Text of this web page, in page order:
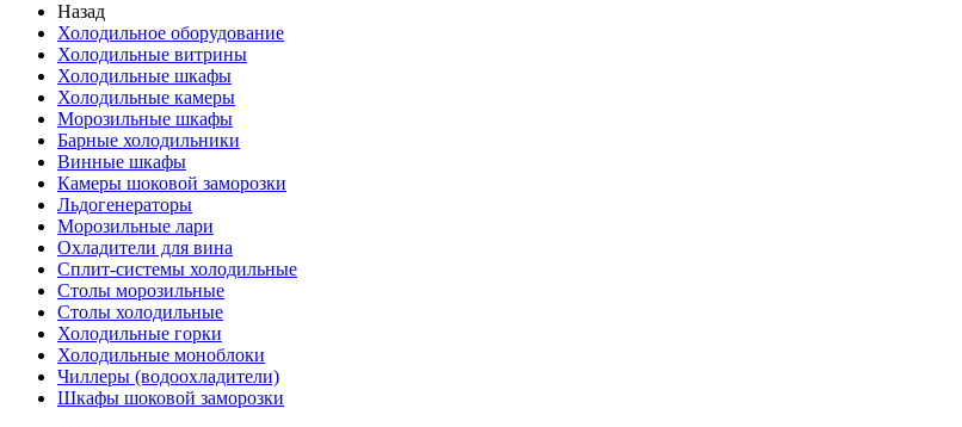
Назад
Холодильное оборудование
Холодильные витрины
Холодильные шкафы
Холодильные камеры
Морозильные шкафы
Барные холодильники
Винные шкафы
Камеры шоковой заморозки
Льдогенераторы
Морозильные лари
Охладители для вина
Сплит-системы холодильные
Столы морозильные
Столы холодильные
Холодильные горки
Холодильные моноблоки
Чиллеры (водоохладители)
Шкафы шоковой заморозки